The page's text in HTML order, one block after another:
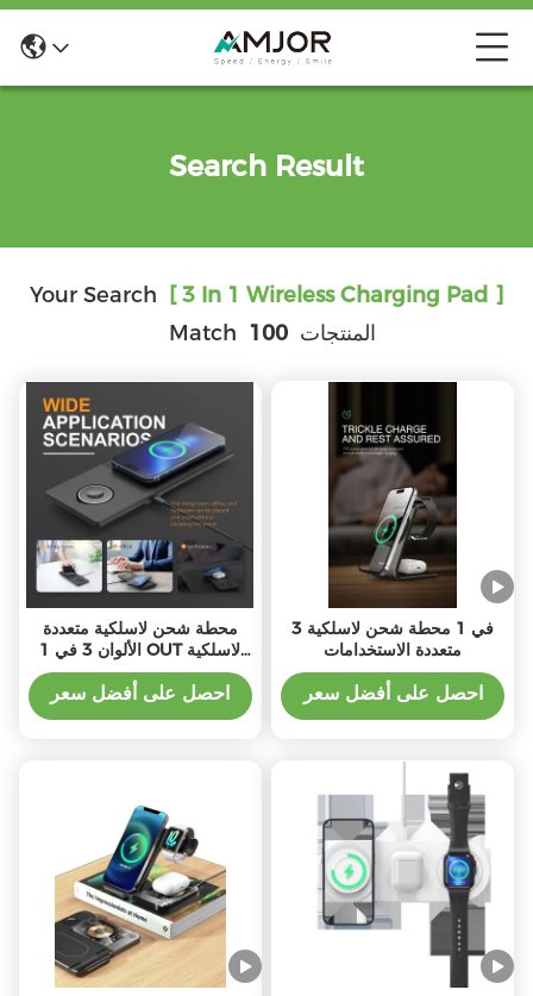
Search Result
Your Search [ 3 In 1 Wireless Charging Pad ]
Match 100 المنتجات
محطة شحن لاسلكية متعددة
الألوان 3 في 1 OUT لاسلكية
5W / 7.5W / 10W / 15W
احصل على أفضل سعر
3 في 1 محطة شحن لاسلكية
متعددة الاستخدامات
احصل على أفضل سعر